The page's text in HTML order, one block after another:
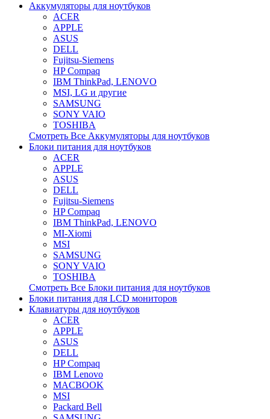
Аккумуляторы для ноутбуков
ACER
APPLE
ASUS
DELL
Fujitsu-Siemens
HP Compaq
IBM ThinkPad, LENOVO
MSI, LG и другие
SAMSUNG
SONY VAIO
TOSHIBA
Смотреть Все Аккумуляторы для ноутбуков
Блоки питания для ноутбуков
ACER
APPLE
ASUS
DELL
Fujitsu-Siemens
HP Compaq
IBM ThinkPad, LENOVO
MI-Xiomi
MSI
SAMSUNG
SONY VAIO
TOSHIBA
Смотреть Все Блоки питания для ноутбуков
Блоки питания для LCD мониторов
Клавиатуры для ноутбуков
ACER
APPLE
ASUS
DELL
HP Compaq
IBM Lenovo
MACBOOK
MSI
Packard Bell